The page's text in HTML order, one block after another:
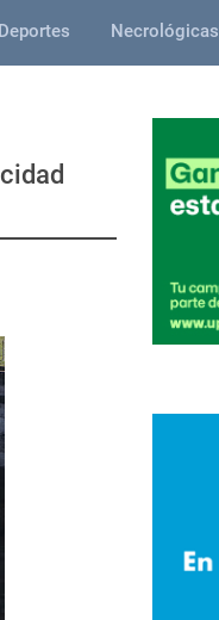
Deportes Necrológicas